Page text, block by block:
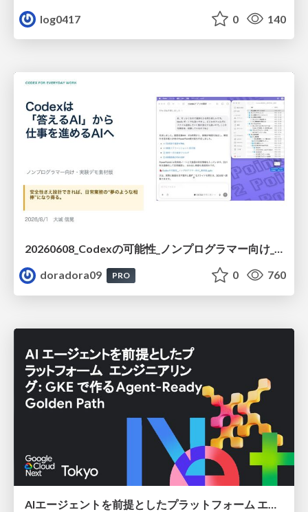
log0417
0 140
20260608_Codexの可能性_ノンプログラマー向け_大城追記
doradora09
PRO 0 760
AIエージェントを前提としたプラットフォーム エンジニアリング：GKEで作るAgent-Ready Golden Path